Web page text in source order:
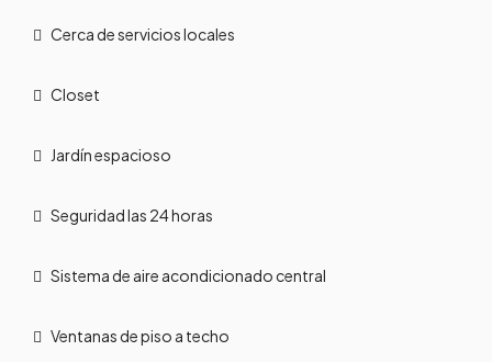
Cerca de servicios locales
Closet
Jardín espacioso
Seguridad las 24 horas
Sistema de aire acondicionado central
Ventanas de piso a techo